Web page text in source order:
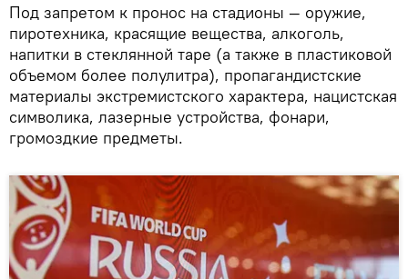
Под запретом к пронос на стадионы — оружие,
пиротехника, красящие вещества, алкоголь,
напитки в стеклянной таре (а также в пластиковой
объемом более полулитра), пропагандистские
материалы экстремистского характера, нацистская
символика, лазерные устройства, фонари,
громоздкие предметы.